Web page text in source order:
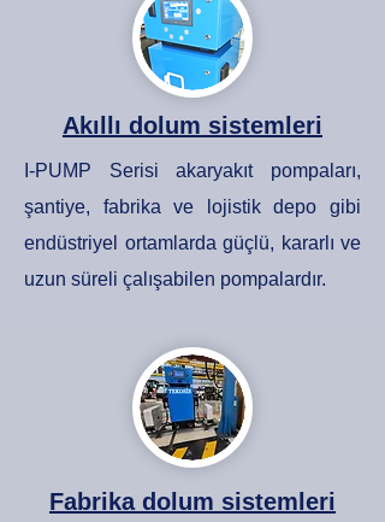
Akıllı dolum sistemleri
I-PUMP Serisi akaryakıt pompaları,
şantiye, fabrika ve lojistik depo gibi
endüstriyel ortamlarda güçlü, kararlı ve
uzun süreli çalışabilen pompalardır.
Fabrika dolum sistemleri